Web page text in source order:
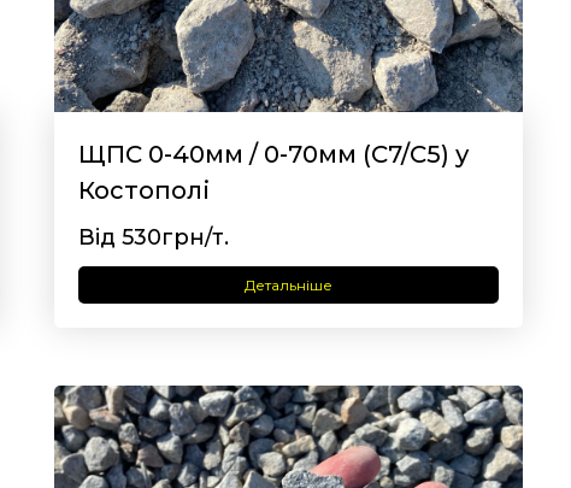
ЩПС 0-40мм / 0-70мм (С7/С5) у
Костополі
Від 530грн/т.
Детальніше